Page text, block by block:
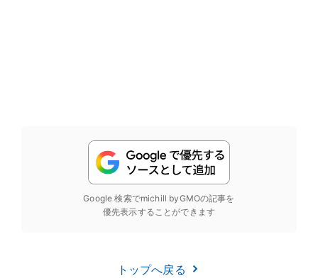
Google 検索でmichill byGMOの記事を
優先表示することができます
トップへ戻る